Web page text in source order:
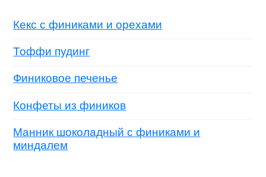
Кекс с финиками и орехами
Тоффи пудинг
Финиковое печенье
Конфеты из фиников
Манник шоколадный с финиками и
миндалем